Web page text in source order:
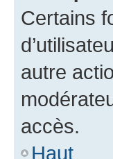
Certains
autre
accès.
Haut